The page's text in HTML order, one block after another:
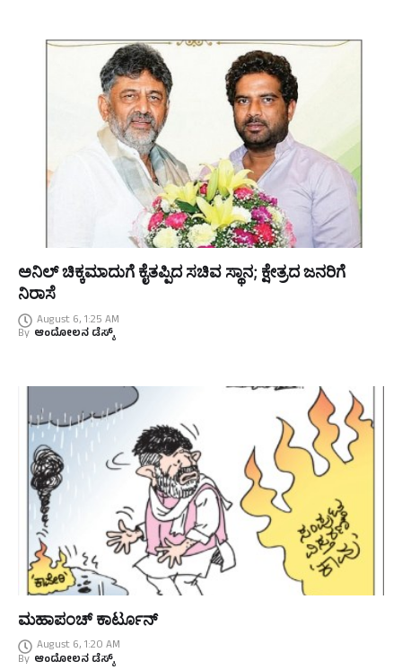
ಅನಿಲ್ ಚಿಕ್ಕಮಾದುಗೆ ಕೈತಪ್ಪಿದ ಸಚಿವ ಸ್ಥಾನ; ಕ್ಷೇತ್ರದ ಜನರಿಗೆ
ನಿರಾಸೆ
August 6, 1:25 AM
By ಆಂದೋಲನ ಡೆಸ್ಕ್
ಮಹಾಪಂಚ್‌ ಕಾರ್ಟೂನ್‌
August 6, 1:20 AM
By ಆಂದೋಲನ ಡೆಸ್ಕ್